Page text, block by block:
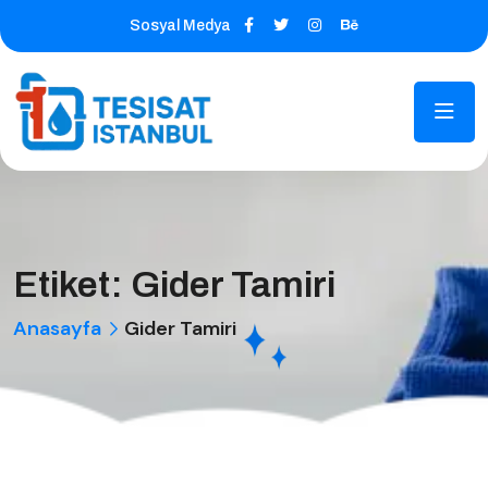
Sosyal Medya
Etiket: Gider Tamiri
Anasayfa Gider Tamiri